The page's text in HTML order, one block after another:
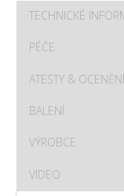
TECHNICKÉ
PÉČE
ATESTY & OCENĚNÍ
BALENÍ
VÝROBCE
VIDEO